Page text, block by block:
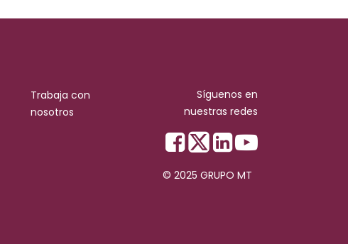
Trabaja con
nosotros
Síguenos en
nuestras redes
© 2025 GRUPO MT